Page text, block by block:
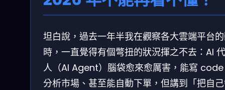
坦白說，過去一年半我在觀察各大雲端平台
時，一直覺得有個彆扭的狀況揮之不去：AI
人（AI Agent）腦袋愈來愈厲害，能寫
分析市場、甚至能自動下單，但講到「把自